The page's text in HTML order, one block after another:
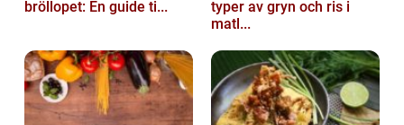
bröllopet: En guide ti...
typer av gryn och ris i
matl...